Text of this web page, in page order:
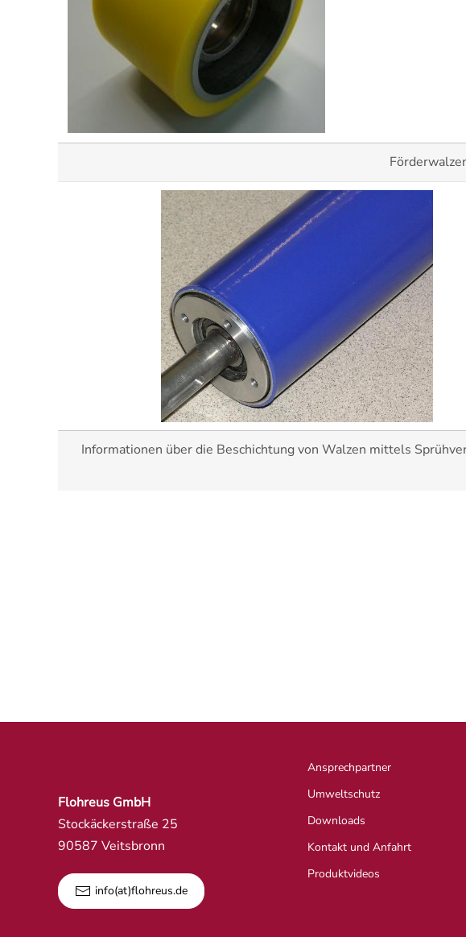
Informationen über die Beschichtung von Walzen mittels
Flohreus GmbH
Stockäckerstraße 25
90587 Veitsbronn
info(at)flohreus.de
Ansprechpartner
Umweltschutz
Downloads
Kontakt und Anfahrt
Produktvideos